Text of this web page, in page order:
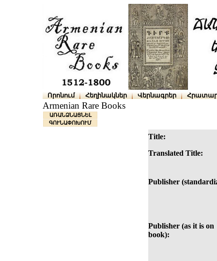
Որոնում Հեղինակներ Վերնագրեր
Armenian Rare Books
ԱՌԱՆՁՆԱՑՆԵԼ
ԳՈՒՆԱՓՈԽՈՒՄ
Title:
Translated Title:
Publisher
Publisher (as it is on
book):